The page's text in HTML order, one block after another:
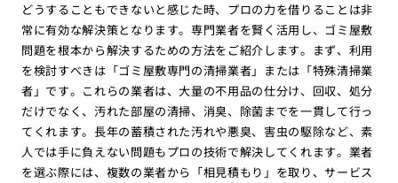
どうすることもできないと感じた時、プロの力を借りることは非
常に有効な解決策となります。専門業者を賢く活用し、ゴミ屋敷
問題を根本から解決するための方法をご紹介します。まず、利用
を検討すべきは「ゴミ屋敷専門の清掃業者」または「特殊清掃業
者」です。これらの業者は、大量の不用品の仕分け、回収、処分
だけでなく、汚れた部屋の清掃、消臭、除菌までを一貫して行っ
てくれます。長年の蓄積された汚れや悪臭、害虫の駆除など、素
人では手に負えない問題もプロの技術で解決してくれます。業者
を選ぶ際には、複数の業者から「相見積もり」を取り、サービス